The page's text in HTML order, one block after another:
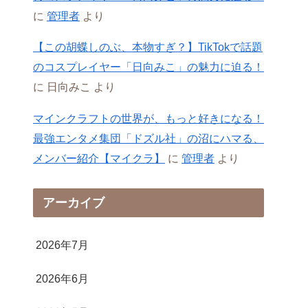
に 管理者 より
【この胡蝶しのぶ、本物すぎ？】TikTokで話題
のコスプレイヤー「日向みこ」の魅力に迫る！
に 日向みこ より
マインクラフトの世界が、もっと好きになる！
最強エンタメ集団「ドズル社」の沼にハマる、
メンバー紹介【マイクラ】
に 管理者 より
アーカイブ
2026年7月
2026年6月